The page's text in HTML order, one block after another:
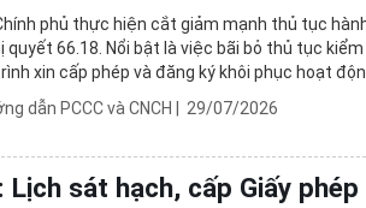
phủ thực hiện cắt giảm mạnh thủ tục
quyết 66.18. Nổi bật là việc bãi bỏ thủ tục
xin cấp phép và đăng ký khôi phục hoạt
gian giải ...
dẫn PCCC và CNCH 29/07/2026
Lịch sát hạch, cấp Giấy